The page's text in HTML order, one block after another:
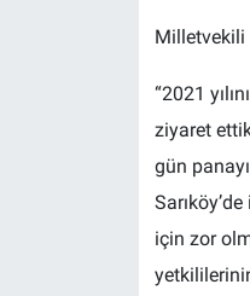
Milletvekili
“2021
ziyaret
gün
için zor